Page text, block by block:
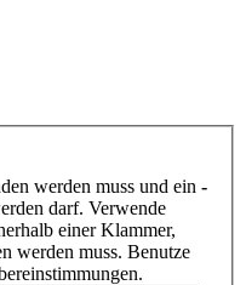
werden muss und ein -
darf. Verwende
einer Klammer,
werden muss. Benutze